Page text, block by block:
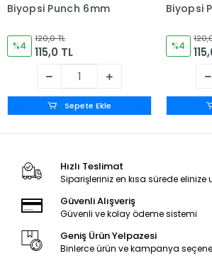
Biyopsi Punch 6mm
%4
120,0 TL
115,0 TL
Sepete Ekle
Biyopsi
%4
Hızlı Teslimat
Siparişleriniz en kısa sürede elinize
Güvenli Alışveriş
Güvenli ve kolay ödeme sistemi
Geniş Ürün Yelpazesi
Binlerce ürün ve kampanya